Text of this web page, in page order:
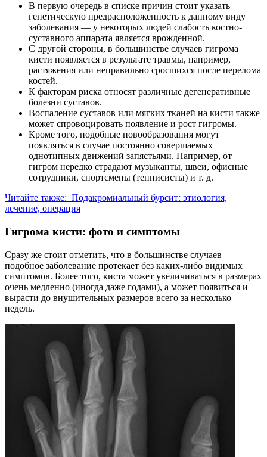
В первую очередь в списке причин стоит указать
генетическую предрасположенность к данному виду
заболевания — у некоторых людей слабость костно-
суставного аппарата является врожденной.
С другой стороны, в большинстве случаев гигрома
кисти появляется в результате травмы, например,
растяжения или неправильно сросшихся после перелома
костей.
К факторам риска относят различные дегенеративные
болезни суставов.
Воспаление суставов или мягких тканей на кисти также
может спровоцировать появление и рост гигромы.
Кроме того, подобные новообразования могут
появляться в случае постоянно совершаемых
однотипных движений запястьями. Например, от
гигром нередко страдают музыканты, швеи, офисные
сотрудники, спортсмены (теннисисты) и т. д.
Читайте также: Подакромиальный бурсит: этиология,
лечение, операция
Гигрома кисти: фото и симптомы
Сразу же стоит отметить, что в большинстве случаев
подобное заболевание протекает без каких-либо видимых
симптомов. Более того, киста может увеличиваться в размерах
очень медленно (иногда даже годами), а может появиться и
вырасти до внушительных размеров всего за несколько
недель.